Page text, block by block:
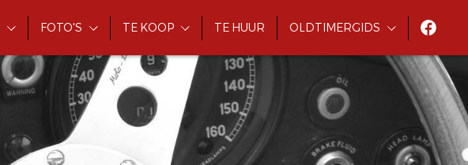
FOTO'S TE KOOP TE HUUR OLDTIMERGIDS